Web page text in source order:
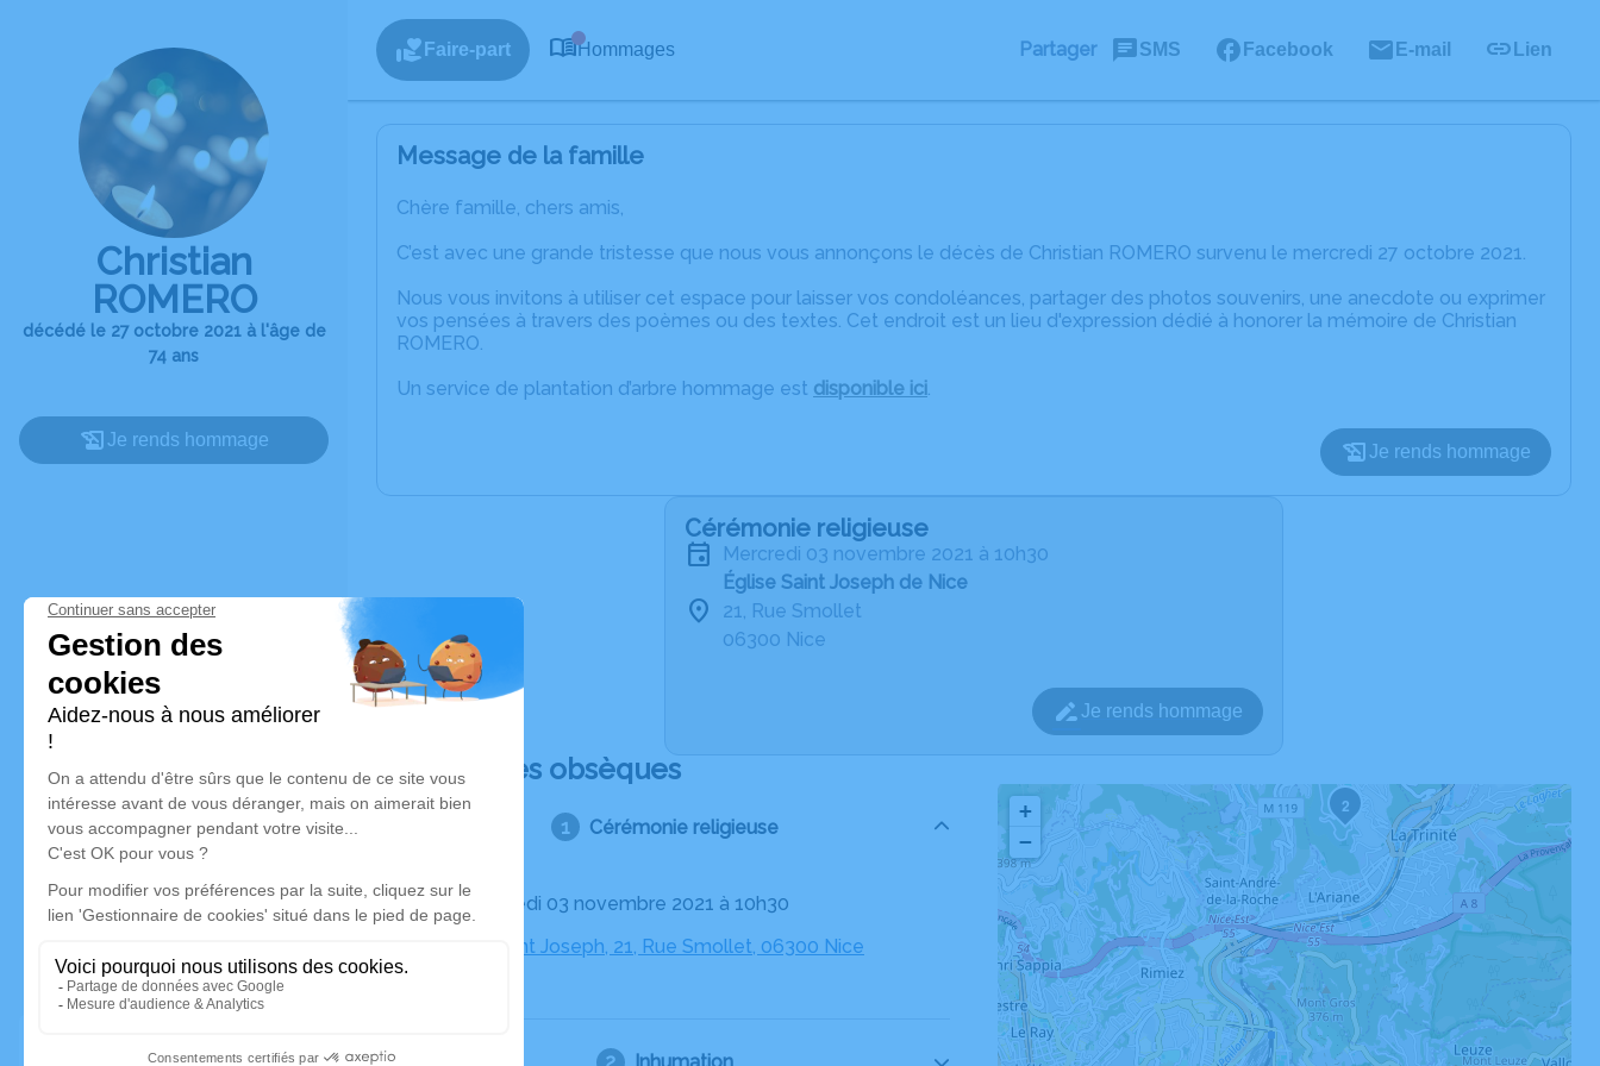
Christian
ROMERO
décédé le 27 octobre 2021 à l'âge de
74 ans
Je rends hommage
Faire-part Hommages Partager SMS Facebook E-mail Lien
Message de la famille
Chère famille, chers amis,
C’est avec une grande tristesse que nous vous annonçons le décès de Christian ROMERO survenu le mercredi 27 octobre 2021.
Nous vous invitons à utiliser cet espace pour laisser vos condoléances, partager des photos souvenirs, une anecdote ou exprimer
vos pensées à travers des poèmes ou des textes. Cet endroit est un lieu d'expression dédié à honorer la mémoire de Christian
ROMERO.
Un service de plantation d’arbre hommage est disponible ici.
Je rends hommage
Cérémonie religieuse
mercredi 03 novembre 2021 à 10h30
Église Saint Joseph de Nice
21, Rue Smollet
06300 Nice
Je rends hommage
Déroulé des obsèques
Cérémonie religieuse
Le mercredi 03 novembre 2021 à 10h30
Église Saint Joseph, 21, Rue Smollet, 06300 Nice
2
+
−